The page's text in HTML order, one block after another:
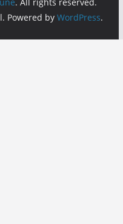
Powered by WordPress.